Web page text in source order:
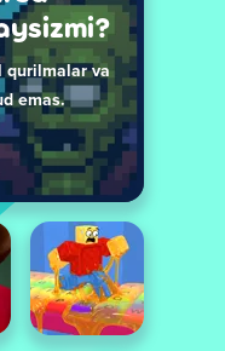
qurilmalar va
emas.